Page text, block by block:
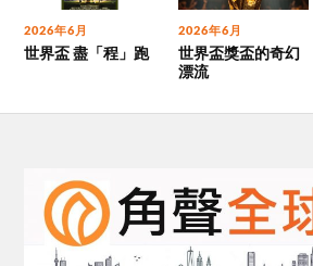
2026年6月
世界盃 盡「程」跑
2026年6月
世界盃獎盃的奇幻
漂流